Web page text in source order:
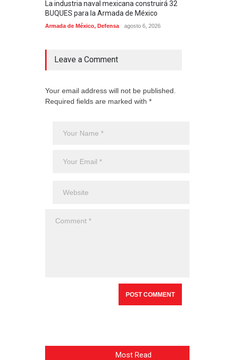
La industria naval mexicana construirá 32
BUQUES para la Armada de México
Armada de México, Defensa agosto 6, 2026
Leave a Comment
Your email address will not be published.
Required fields are marked with *
Most Read